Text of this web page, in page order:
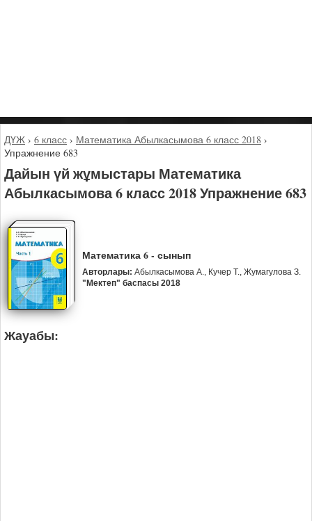
ДҮЖ › 6 класс › Математика Абылкасымова 6 класс 2018 ›
Упражнение 683
Дайын үй жұмыстары Математика
Абылкасымова 6 класс 2018 Упражнение 683
Математика 6 - сынып
Авторлары: Абылкасымова А., Кучер Т., Жумагулова З.
"Мектеп" баспасы 2018
Жауабы: